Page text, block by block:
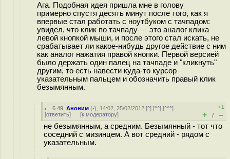
Ага. Подобная идея пришла мне в голову
примерно спустя десять минут после того, как я
впервые стал работать с ноутбуком с тачпадом:
увидел, что клик по тачпаду — это аналог клика
левой кнопкой мыши, и после этого стал искать, не
срабатывает ли какое-нибудь другое действие с ним
как аналог нажатия правой кнопки. Первой версией
было держать один палец на тачпаде и "кликнуть"
другим, то есть навести куда-то курсор
указательным пальцем и обозначить правый клик
безымянным.
6.49 ,Аноним (-), 14:02, 25/02/2012 [^] [^^] [^^^]
[ответить] [к модератору]
+1
+ / –
не безымянным, а средним. Безымянный - тот что
соседний с мизинцем. А вот средний - рядом с
указательным.